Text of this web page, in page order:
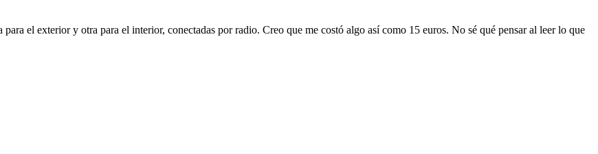
el exterior y otra para el interior, conectadas por radio. Creo que me costó algo así como 15 euros. No sé qué pensar al leer lo que